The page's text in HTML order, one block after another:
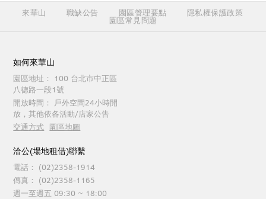
來華山 職缺公告 園區管理要點 隱私權保護政策
園區常見問題
如何來華山
園區地址：
100 台北市中正區
八德路一段1號
開放時間：
戶外空間24小時開
放，其他依各活動/店家公告
交通方式 園區地圖
洽公(場地租借)聯繫
電話：
(02)2358-1914
傳真：
(02)2358-1165
週一至週五 09:30 ~ 18:00